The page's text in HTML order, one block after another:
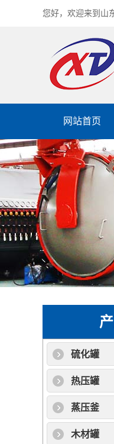
您好，欢迎来到山
网站首页
硫化罐
热压罐
蒸压釜
木材罐